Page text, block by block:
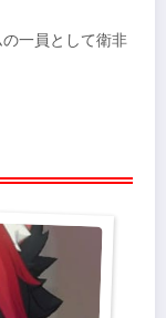
一員として衛非